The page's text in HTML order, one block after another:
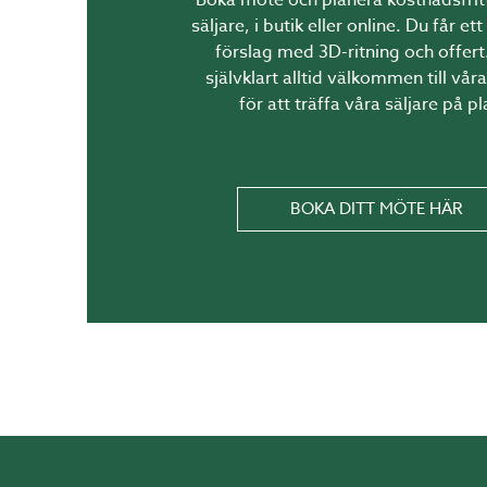
säljare, i butik eller online. Du får
förslag med 3D-ritning och
självklart alltid välkommen till
för att träffa våra säljare på
BOKA DITT MÖTE HÄR